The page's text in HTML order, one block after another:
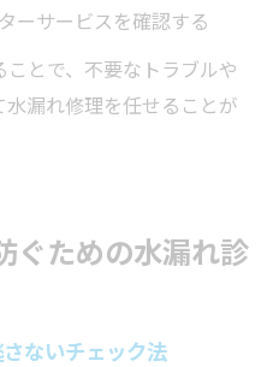
ーサービスを確認する
とで、不要なトラブルや
漏れ修理を任せることが
ぐための水漏れ診
ないチェック法